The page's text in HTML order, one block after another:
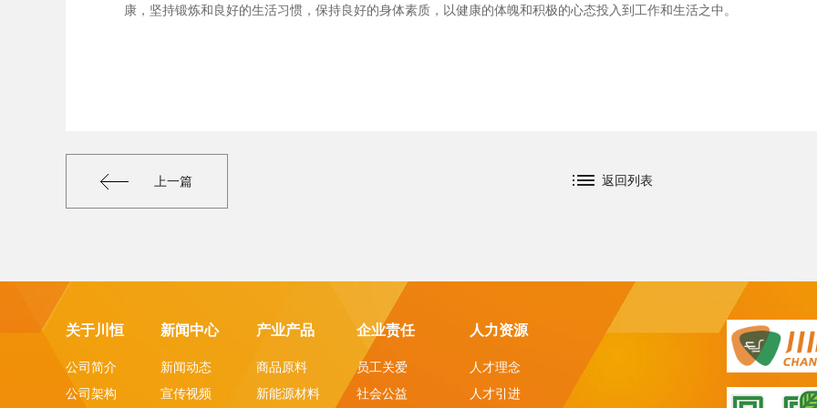
康，坚持锻炼和良好的生活习惯，保持良好的身体素质，以健康的体魄和积极的心态投入到工作和生活之中。
上一篇 返回列表
关于川恒
公司简介
公司架构
新闻中心
新闻动态
宣传视频
产业产品
商品原料
新能源材料
企业责任
员工关爱
社会公益
人力资源
人才理念
人才引进